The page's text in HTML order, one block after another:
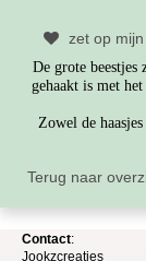
zet op
De grote beestjes
gehaakt is met
Zowel de
Terug naar
Contact:
Jookzcreaties